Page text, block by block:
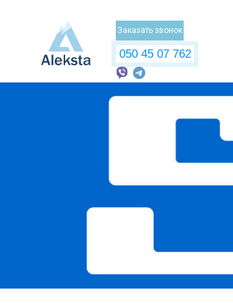
Заказать звонок
050 45 07 762